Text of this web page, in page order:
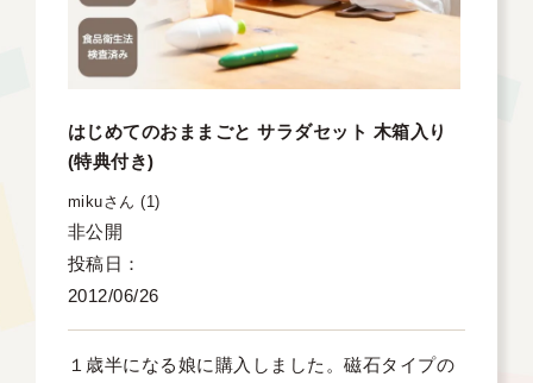
はじめてのおままごと サラダセット 木箱入り
(特典付き)
miku 1
非公開
投稿日
2012/06/26
１歳半になる娘に購入しました。磁石タイプの